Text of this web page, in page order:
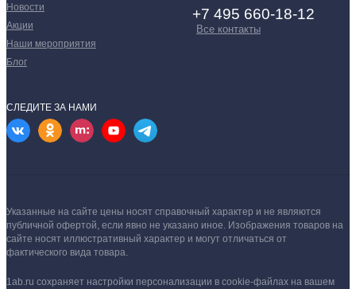
Новости
Акции
Наши мероприятия
Блог
+7 495 660-18-12
Все контакты
СЛЕДИТЕ ЗА НАМИ
Указанные на сайте цены носят справочный характер и не являются
публичной офертой, если явно не указано иное. Изображения товаров на
сайте носят иллюстративный характер и могут отличаться от
фактического вида товара.
1ab.ru сохраняет настройки персонализации в cookie‑файлах на вашем